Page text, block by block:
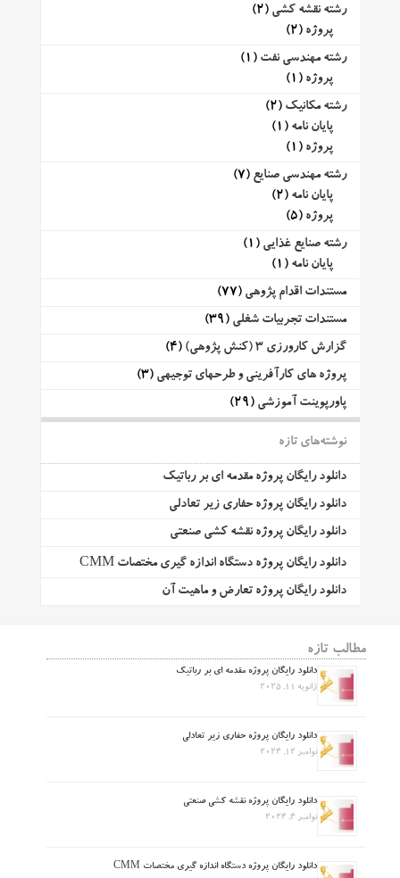
رشته نقشه کشی (2)
پروژه (2)
رشته مهندسی نفت (1)
پروژه (1)
رشته مکانیک (2)
پایان نامه (1)
پروژه (1)
رشته مهندسی صنایع (7)
پایان نامه (2)
پروژه (5)
رشته صنایع غذایی (1)
پایان نامه (1)
مستندات اقدام پژوهی (77)
مستندات تجربیات شغلی (39)
گزارش کارورزی 3 (کنش پژوهی)
(4)
پروژه های کارآفرینی و طرحهای توجیهی (3)
پاورپوینت آموزشی (29)
نوشته‌های تازه
دانلود رایگان پروژه مقدمه ای بر رباتیک
دانلود رایگان پروژه حفاری زیر تعادلی
دانلود رایگان پروژه نقشه کشی صنعتی
دانلود رایگان پروژه دستگاه اندازه گیری مختصات CMM
دانلود رایگان پروژه تعارض و ماهیت آن
مطالب تازه
دانلود رایگان پروژه مقدمه ای بر رباتیک
ژانویه 11, 2025
دانلود رایگان پروژه حفاری زیر تعادلی
نوامبر 12, 2024
دانلود رایگان پروژه نقشه کشی صنعتی
نوامبر 4, 2024
دانلود رایگان پروژه دستگاه اندازه گیری مختصات CMM